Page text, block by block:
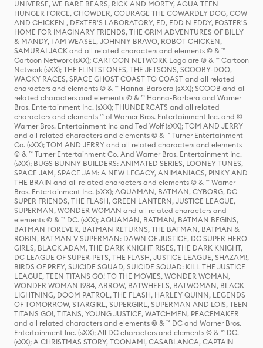
UNIVERSE, WE BARE BEARS, RICK AND MORTY, AQUA TEEN
HUNGER FORCE, CHOWDER, COURAGE THE COWARDLY DOG, COW
AND CHICKEN , DEXTER'S LABORATORY, ED, EDD N EDDY, FOSTER'S
HOME FOR IMAGINARY FRIENDS, THE GRIM ADVENTURES OF BILLY
& MANDY, I AM WEASEL, JOHNNY BRAVO, ROBOT CHICKEN,
SAMURAI JACK and all related characters and elements © & ™
Cartoon Network (sXX); CARTOON NETWORK Logo are © & ™ Cartoon
Network (sXX); THE FLINTSTONES, THE JETSONS, SCOOBY-DOO,
WACKY RACES, SPACE GHOST COAST TO COAST and all related
characters and elements © & ™ Hanna-Barbera (sXX); SCOOB and all
related characters and elements © & ™ Hanna-Barbera and Warner
Bros. Entertainment Inc. (sXX); THUNDERCATS and all related
characters and elements ™ of Warner Bros. Entertainment Inc. and ©
Warner Bros. Entertainment Inc and Ted Wolf (sXX); TOM AND JERRY
and all related characters and elements © & ™ Turner Entertainment
Co. (sXX); TOM AND JERRY and all related characters and elements
© & ™ Turner Entertainment Co. And Warner Bros. Entertainment Inc.
(sXX); BUGS BUNNY BUILDERS: ANIMATED SERIES, LOONEY TUNES,
SPACE JAM, SPACE JAM: A NEW LEGACY, ANIMANIACS, PINKY AND
THE BRAIN and all related characters and elements © & ™ Warner
Bros. Entertainment Inc. (sXX); AQUAMAN, BATMAN, CYBORG, DC
SUPER FRIENDS, THE FLASH, GREEN LANTERN, JUSTICE LEAGUE,
SUPERMAN, WONDER WOMAN and all related characters and
elements © & ™ DC. (sXX); AQUAMAN, BATMAN, BATMAN BEGINS,
BATMAN FOREVER, BATMAN RETURNS, THE BATMAN, BATMAN &
ROBIN, BATMAN V SUPERMAN: DAWN OF JUSTICE, DC SUPER HERO
GIRLS, BLACK ADAM, THE DARK KNIGHT RISES, THE DARK KNIGHT,
DC LEAGUE OF SUPER-PETS, THE FLASH, JUSTICE LEAGUE, SHAZAM!,
BIRDS OF PREY, SUICIDE SQUAD, SUICIDE SQUAD: KILL THE JUSTICE
LEAGUE, TEEN TITANS GO! TO THE MOVIES, WONDER WOMAN,
WONDER WOMAN 1984, ARROW, BATWHEELS, BATWOMAN, BLACK
LIGHTNING, DOOM PATROL, THE FLASH, HARLEY QUINN, LEGENDS
OF TOMORROW, STARGIRL, SUPERGIRL, SUPERMAN AND LOIS, TEEN
TITANS GO!, TITANS, YOUNG JUSTICE, WATCHMEN, PEACEMAKER
and all related characters and elements © & ™ DC and Warner Bros.
Entertainment Inc. (sXX); All DC characters and elements © & ™ DC.
(sXX); A CHRISTMAS STORY, TOONAMI, CASABLANCA, CAPTAIN